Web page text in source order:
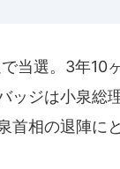
当選。3年10
ッジは小泉総
首相の退陣に